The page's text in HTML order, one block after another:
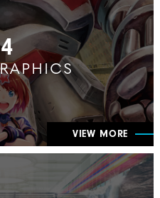
VIEW MORE